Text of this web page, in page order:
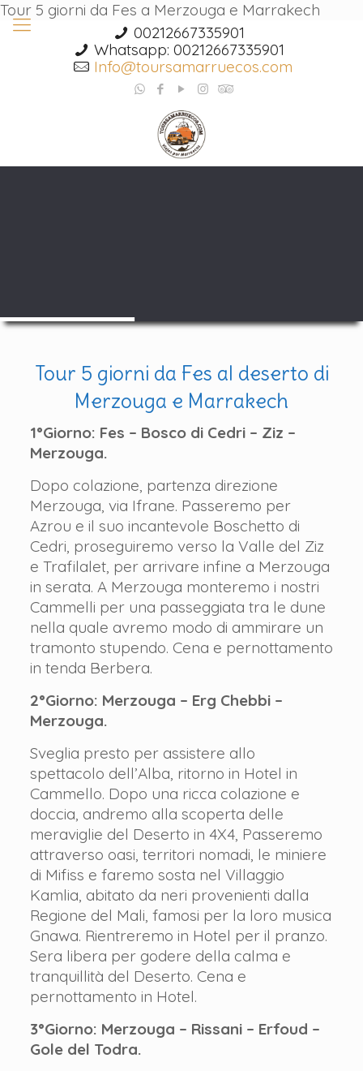
Tour 5 giorni da Fes a Merzouga e Marrakech
00212667335901
Whatsapp: 00212667335901
Info@toursamarruecos.com
Tour 5 giorni da Fes al deserto di
Merzouga e Marrakech
1°Giorno: Fes – Bosco di Cedri – Ziz –
Merzouga.
Dopo colazione, partenza direzione
Merzouga, via Ifrane. Passeremo per
Azrou e il suo incantevole Boschetto di
Cedri, proseguiremo verso la Valle del Ziz
e Trafilalet, per arrivare infine a Merzouga
in serata. A Merzouga monteremo i nostri
Cammelli per una passeggiata tra le dune
nella quale avremo modo di ammirare un
tramonto stupendo. Cena e pernottamento
in tenda Berbera.
2°Giorno: Merzouga – Erg Chebbi –
Merzouga.
Sveglia presto per assistere allo
spettacolo dell’Alba, ritorno in Hotel in
Cammello. Dopo una ricca colazione e
doccia, andremo alla scoperta delle
meraviglie del Deserto in 4X4, Passeremo
attraverso oasi, territori nomadi, le miniere
di Mifiss e faremo sosta nel Villaggio
Kamlia, abitato da neri provenienti dalla
Regione del Mali, famosi per la loro musica
Gnawa. Rientreremo in Hotel per il pranzo.
Sera libera per godere della calma e
tranquillità del Deserto. Cena e
pernottamento in Hotel.
3°Giorno: Merzouga – Rissani – Erfoud –
Gole del Todra.